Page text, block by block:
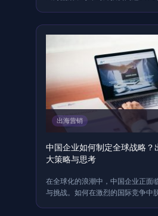
出海营销
中国企业如何制定全球战略？
大策略与思考
在全球化的浪潮中，中国企业正面
与挑战。如何在激烈的国际竞争中